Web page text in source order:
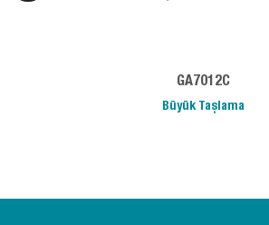
GA7012C
Büyük Taşlama